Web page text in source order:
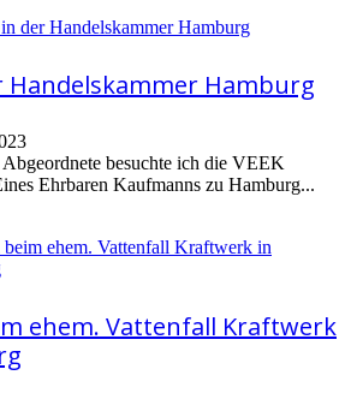
Handelskammer Hamburg
besuchte ich die VEEK
Ehrbaren Kaufmanns zu Hamburg...
ehem. Vattenfall Kraftwerk